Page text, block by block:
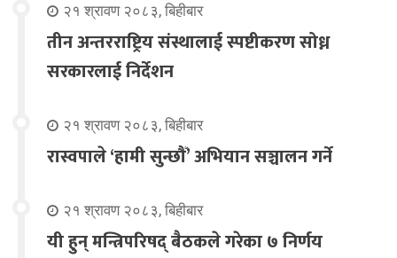
२१ श्रावण २०८३, बिहीबार
तीन अन्तरराष्ट्रिय संस्थालाई स्पष्टीकरण सोध्न
सरकारलाई निर्देशन
२१ श्रावण २०८३, बिहीबार
रास्वपाले ‘हामी सुन्छौँ’ अभियान सञ्चालन गर्ने
२१ श्रावण २०८३, बिहीबार
यी हुन् मन्त्रिपरिषद् बैठकले गरेका ७ निर्णय